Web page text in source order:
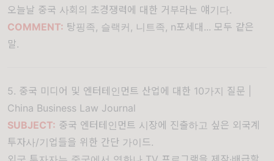
오늘날 중국 사회의 초경쟁력에 대한 거부라는 얘기다.
COMMENT: 탕핑족, 슬랙커, 니트족, n포세대... 모두 같은
말.
5. 중국 미디어 및 엔터테인먼트 산업에 대한 10가지 질문 |
China Business Law Journal
SUBJECT: 중국 엔터테인먼트 시장에 진출하고 싶은 외국계
투자사/기업들을 위한 간단 가이드.